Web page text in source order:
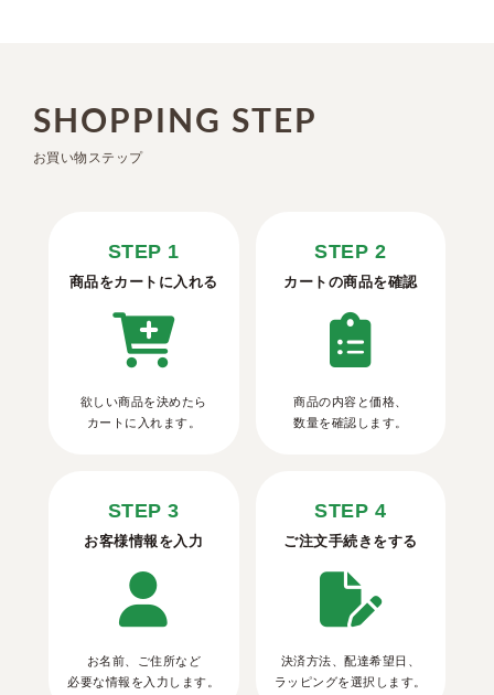
SHOPPING STEP
お買い物ステップ
STEP 1
商品をカートに入れる
欲しい商品を決めたら
カートに入れます。
STEP 2
カートの商品を確認
商品の内容と価格、
数量を確認します。
STEP 3
お客様情報を入力
お名前、ご住所など
必要な情報を入力します。
STEP 4
ご注文手続きをする
決済方法、配達希望日、
ラッピングを選択します。